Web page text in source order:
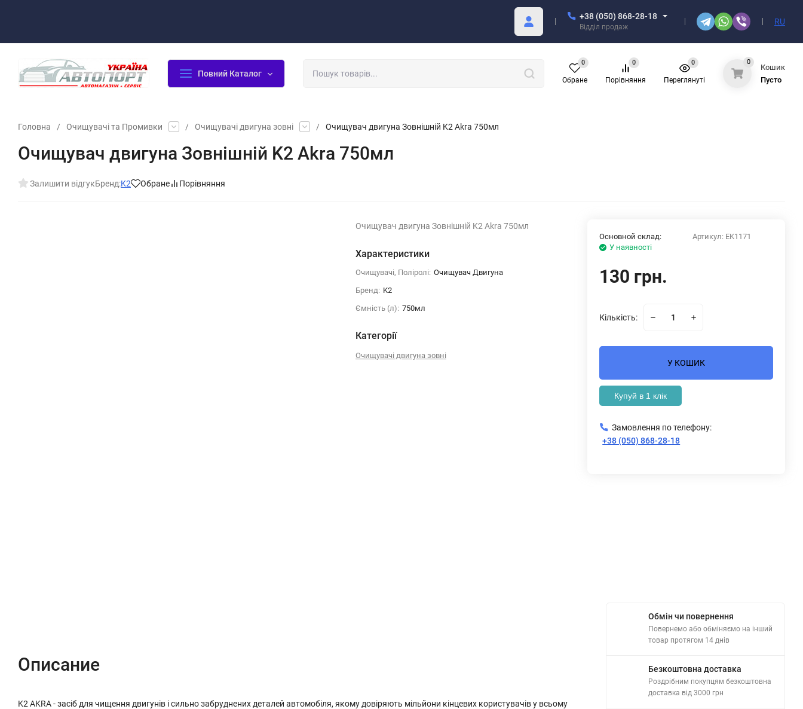
+38 (050) 868-28-18
Відділ продаж
RU
Повний Каталог
Обране
0
Порівняння
0
Переглянуті
0 0
Кошик
Пусто
Головна / Очищувачі та Промивки / Очищувачі двигуна зовні / Очищувач двигуна Зовнішній K2 Akra 750мл
Очищувач двигуна Зовнішній K2 Akra 750мл
Залишити відгукБренд:K2 Обране Порівняння
Очищувач двигуна Зовнішній K2 Akra 750мл
Характеристики
Очищувачі, Поліролі: Очищувач Двигуна
Бренд: K2
Ємність (л): 750мл
Категорії
Очищувачі двигуна зовні
Артикул: EK1171
Основной склад:
У наявності
130 грн.
Кількість:
У КОШИК
Купуй в 1 клік
Замовлення по телефону:
+38 (050) 868-28-18
Описание
K2 AKRA - засіб для чищення двигунів і сильно забруднених деталей автомобіля, якому довіряють мільйони кінцевих користувачів у всьому
Обмін чи повернення
Повернемо або обміняємо на інший
товар протягом 14 днів
Безкоштовна доставка
Роздрібним покупцям безкоштовна
доставка від 3000 грн